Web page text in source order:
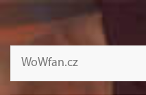
WoWfan.cz